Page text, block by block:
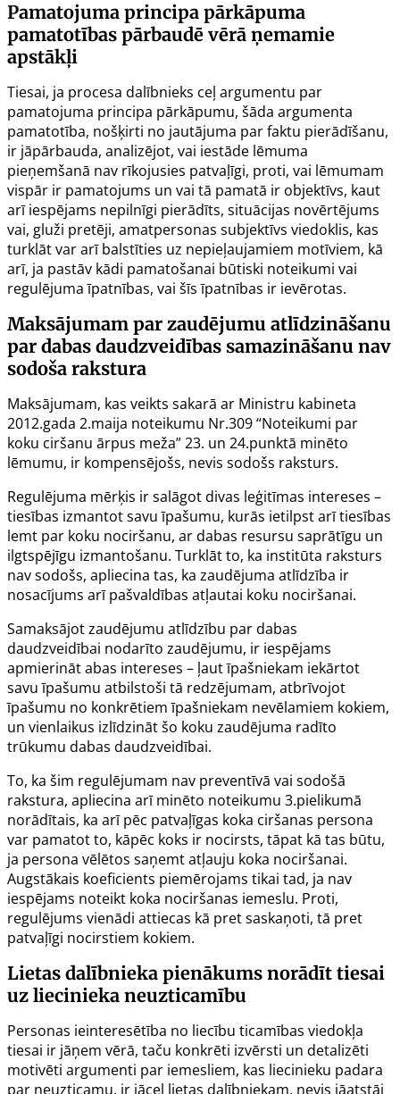
Pamatojuma principa pārkāpuma
pamatotības pārbaudē vērā ņemamie
apstākļi
Tiesai, ja procesa dalībnieks ceļ argumentu par
pamatojuma principa pārkāpumu, šāda argumenta
pamatotība, nošķirti no jautājuma par faktu pierādīšanu,
ir jāpārbauda, analizējot, vai iestāde lēmuma
pieņemšanā nav rīkojusies patvaļīgi, proti, vai lēmumam
vispār ir pamatojums un vai tā pamatā ir objektīvs, kaut
arī iespējams nepilnīgi pierādīts, situācijas novērtējums
vai, gluži pretēji, amatpersonas subjektīvs viedoklis, kas
turklāt var arī balstīties uz nepieļaujamiem motīviem, kā
arī, ja pastāv kādi pamatošanai būtiski noteikumi vai
regulējuma īpatnības, vai šīs īpatnības ir ievērotas.
Maksājumam par zaudējumu atlīdzināšanu
par dabas daudzveidības samazināšanu nav
sodoša rakstura
Maksājumam, kas veikts sakarā ar Ministru kabineta
2012.gada 2.maija noteikumu Nr.309 “Noteikumi par
koku ciršanu ārpus meža”23. un 24.punktā minēto
lēmumu, ir kompensējošs, nevis sodošs raksturs.
Regulējuma mērķis ir salāgot divas leģitīmas intereses –
tiesības izmantot savu īpašumu, kurās ietilpst arī tiesības
lemt par koku nociršanu, ar dabas resursu saprātīgu un
ilgtspējīgu izmantošanu. Turklāt to, ka institūta raksturs
nav sodošs, apliecina tas, ka zaudējuma atlīdzība ir
nosacījums arī pašvaldības atļautai koku nociršanai.
Samaksājot zaudējumu atlīdzību par dabas
daudzveidībai nodarīto zaudējumu, ir iespējams
apmierināt abas intereses – ļaut īpašniekam iekārtot
savu īpašumu atbilstoši tā redzējumam, atbrīvojot
īpašumu no konkrētiem īpašniekam nevēlamiem kokiem,
un vienlaikus izlīdzināt šo koku zaudējuma radīto
trūkumu dabas daudzveidībai.
To, ka šim regulējumam nav preventīvā vai sodošā
rakstura, apliecina arī minēto noteikumu 3.pielikumā
norādītais, ka arī pēc patvaļīgas koka ciršanas persona
var pamatot to, kāpēc koks ir nocirsts, tāpat kā tas būtu,
ja persona vēlētos saņemt atļauju koka nociršanai.
Augstākais koeficients piemērojams tikai tad, ja nav
iespējams noteikt koka nociršanas iemeslu. Proti,
regulējums vienādi attiecas kā pret saskaņoti, tā pret
patvaļīgi nocirstiem kokiem.
Lietas dalībnieka pienākums norādīt tiesai
uz liecinieka neuzticamību
Personas ieinteresētība no liecību ticamības viedokļa
tiesai ir jāņem vērā, taču konkrēti izvērsti un detalizēti
motivēti argumenti par iemesliem, kas liecinieku padara
par neuzticamu, ir jāceļ lietas dalībniekam, nevis jāatstāj